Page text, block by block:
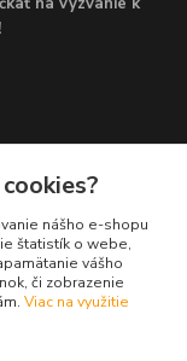
nášho e-shopu
štatistík o webe,
vášho
či zobrazenie
Viac na využitie